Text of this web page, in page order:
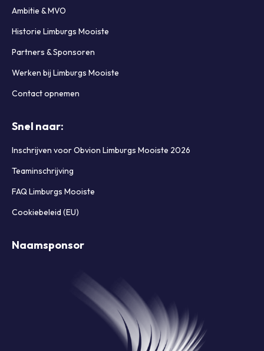
Ambitie & MVO
Historie Limburgs Mooiste
Partners & Sponsoren
Werken bij Limburgs Mooiste
Contact opnemen
Snel naar:
Inschrijven voor Obvion Limburgs Mooiste 2026
Teaminschrijving
FAQ Limburgs Mooiste
Cookiebeleid (EU)
Naamsponsor